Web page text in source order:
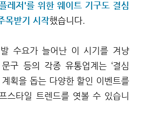
레저'를 위한 웨이트 기구도 결심
목받기 시작했습니다.
수요가 늘어난 이 시기를 겨냥
구 등의 각종 유통업계는 ‘결심
계획을 돕는 다양한 할인 이벤트를
스타일 트렌드를 엿볼 수 있습니